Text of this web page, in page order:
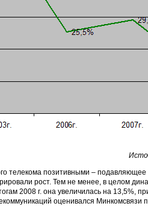
телекома позитивными –
рост. Тем не менее, в целом
2008 г. она увеличилась на 13,5%,
оценивался Минкомсвязи